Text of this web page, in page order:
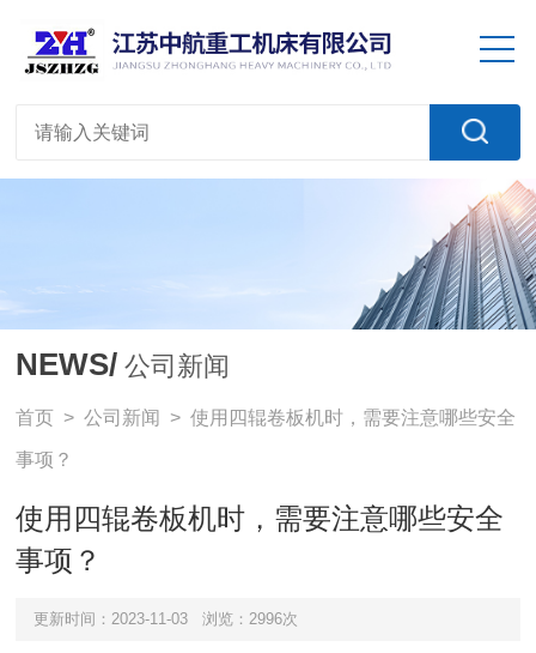
NEWS/ 公司新闻
首页 >公司新闻 > 使用四辊卷板机时，需要注意哪些安全
事项？
使用四辊卷板机时，需要注意哪些安全
事项？
更新时间：2023-11-03 浏览：2996次